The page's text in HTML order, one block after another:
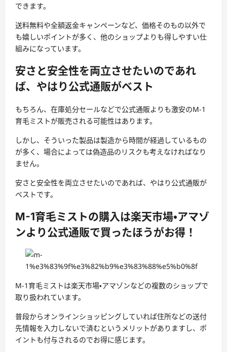
できます。
送料無料や全額返金キャンペーンなど、価格そのもの以外で
も嬉しいポイントが多く、他のショップよりも得しやすい仕
組みになっています。
安さと安全性を両立させたいのであれ
ば、やはり公式通販がベスト
もちろん、在庫処分セールなどで公式通販よりも激安のM-1
育毛ミストが販売される可能性はあります。
しかし、そういった製品は製造から時間が経過しているもの
が多く、場合によっては偽造品のリスクも考えなければなり
ません。
安さと安全性を両立させたいのであれば、やはり公式通販が
ベストです。
M-1育毛ミストの購入は楽天市場・アマゾ
ンより公式通販で買ったほうがお得！
M-1育毛ミストは楽天市場・アマゾンなどの複数のショップで
取り扱われています。
普段からオンラインショッピングしていれば住所などの送付
先情報を入力しないで済むというメリットがありますし、ポ
イントも付与されるのでお得に感じます。